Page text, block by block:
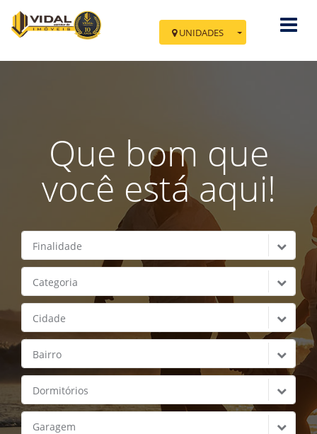
UNIDADES
Você esta em Nova
IR PARA TRAMANDAÍ
Que bom que
você está aqui!
Finalidade
Categoria
Cidade
Bairro
Dormitórios
Garagem